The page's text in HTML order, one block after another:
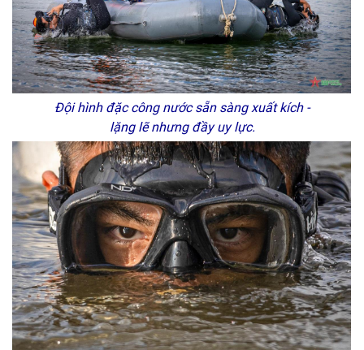
Đội hình đặc công nước sẵn sàng xuất kích -
lặng lẽ nhưng đầy uy lực.